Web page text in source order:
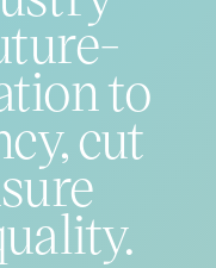
to
cut